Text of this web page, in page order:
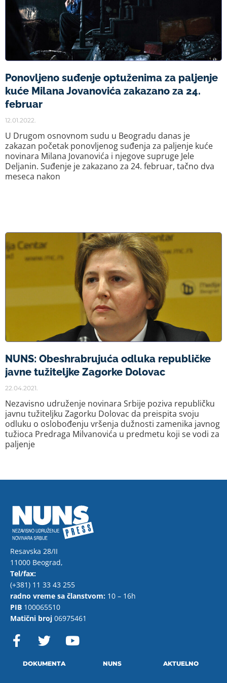
Ponovljeno suđenje optuženima za paljenje
kuće Milana Jovanovića zakazano za 24.
februar
12.01.2022.
U Drugom osnovnom sudu u Beogradu danas je
zakazan početak ponovljenog suđenja za paljenje kuće
novinara Milana Jovanovića i njegove supruge Jele
Deljanin. Suđenje je zakazano za 24. februar, tačno dva
meseca nakon
NUNS: Obeshrabrujuća odluka republičke
javne tužiteljke Zagorke Dolovac
22.04.2021.
Nezavisno udruženje novinara Srbije poziva republičku
javnu tužiteljku Zagorku Dolovac da preispita svoju
odluku o oslobođenju vršenja dužnosti zamenika javnog
tužioca Predraga Milvanovića u predmetu koji se vodi za
paljenje
Resavska 28/II
11000 Beograd,
Tel/fax:
(+381) 11 33 43 255
radno vreme sa članstvom: 10 – 16h
PIB 100065510
Matični broj 06975461
F
a w
t
o
DOKUMENTA NUNS AKTUELNO